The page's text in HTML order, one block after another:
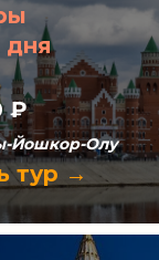
дня
₽
Йошкор-Олу
тур →